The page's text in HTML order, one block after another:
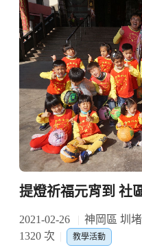
提燈祈福元宵到 社
2021-02-26 神岡區 圳
1320 次
教學活動